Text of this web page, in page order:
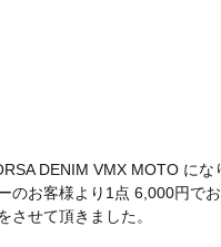
DENIM VMX MOTO にな
お客様より1点 6,000円でお
せて頂きました。